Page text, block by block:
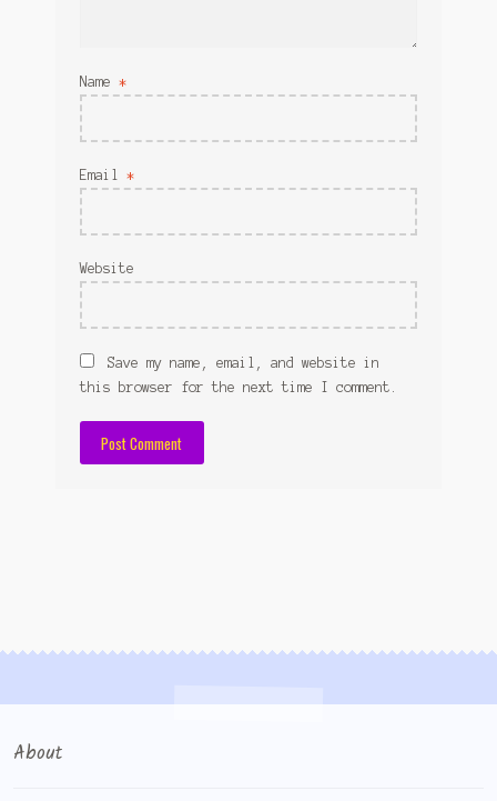
Name *
Email *
Website
Save my name, email, and website in
this browser for the next time I comment.
About